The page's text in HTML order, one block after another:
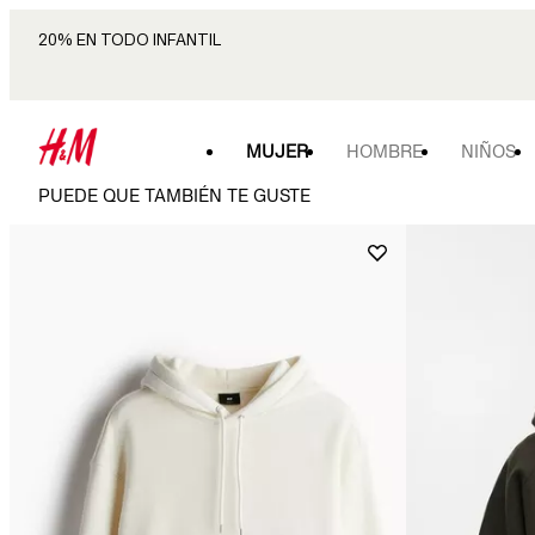
20% EN TODO INFANTIL
MUJER HOMBRE NIÑOS
PUEDE QUE TAMBIÉN TE GUSTE